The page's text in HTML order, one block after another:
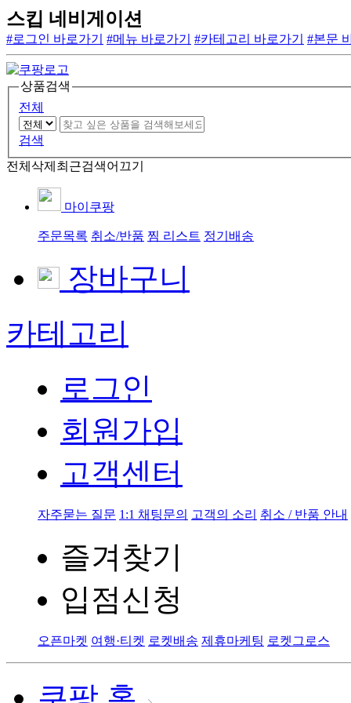
스킵 네비게이션
#로그인 바로가기 #메뉴 바로가기 #카테고리 바로가기 #본문
상품검색
전체
검색
전체삭제 최근검색어끄기
마이쿠팡
주문목록 취소/반품 찜 리스트 정기배송
장바구니
카테고리
로그인
회원가입
고객센터
자주묻는 질문 1:1 채팅문의 고객의 소리 취소 / 반품 안내
즐겨찾기
입점신청
오픈마켓 여행·티켓 로켓배송 제휴마케팅 로켓그로스